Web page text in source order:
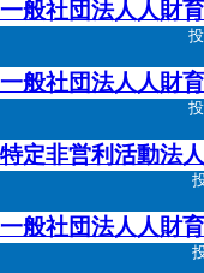
一般社団法人人財
一般社団法人人財
特定非営利活動法
一般社団法人人財